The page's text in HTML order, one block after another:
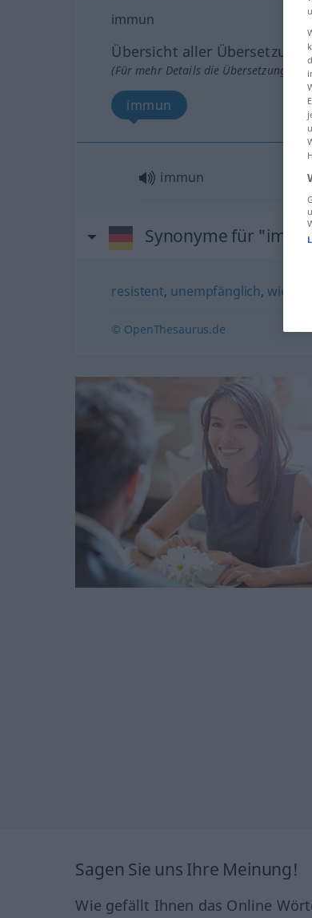
immun
Übersicht aller
(Für mehr Details die Übersetzung
immun
immun
Synonyme für
resistent, unempfänglich,
© OpenThesaurus.de
Sagen Sie uns Ihre Meinung!
Wie gefällt Ihnen das Online